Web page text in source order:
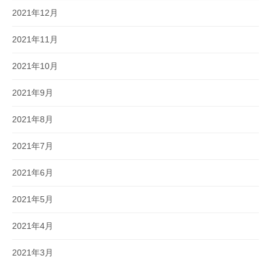
2021年12月
2021年11月
2021年10月
2021年9月
2021年8月
2021年7月
2021年6月
2021年5月
2021年4月
2021年3月